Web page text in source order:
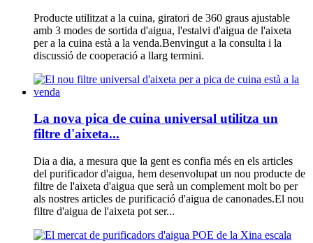
Producte utilitzat a la cuina, giratori de 360 ​​graus ajustable
amb 3 modes de sortida d'aigua, l'estalvi d'aigua de l'aixeta
per a la cuina està a la venda.Benvingut a la consulta i la
discussió de cooperació a llarg termini.
La nova pica de cuina universal utilitza un
filtre d'aixeta...
Dia a dia, a mesura que la gent es confia més en els articles
del purificador d'aigua, hem desenvolupat un nou producte de
filtre de l'aixeta d'aigua que serà un complement molt bo per
als nostres articles de purificació d'aigua de canonades.El nou
filtre d'aigua de l'aixeta pot ser...